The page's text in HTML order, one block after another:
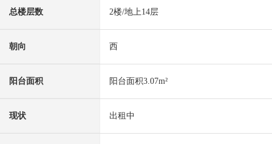
总楼层数 2楼/地上14层
朝向 西
阳台面积 阳台面积3.07m²
现状 出租中